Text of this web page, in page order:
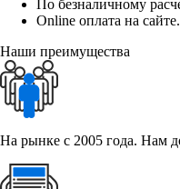
По безналичному
Online оплата на сайте.
Наши преимущества
На рынке с 2005 года. Нам